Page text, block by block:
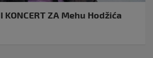
KONCERT ZA Mehu Hodžića